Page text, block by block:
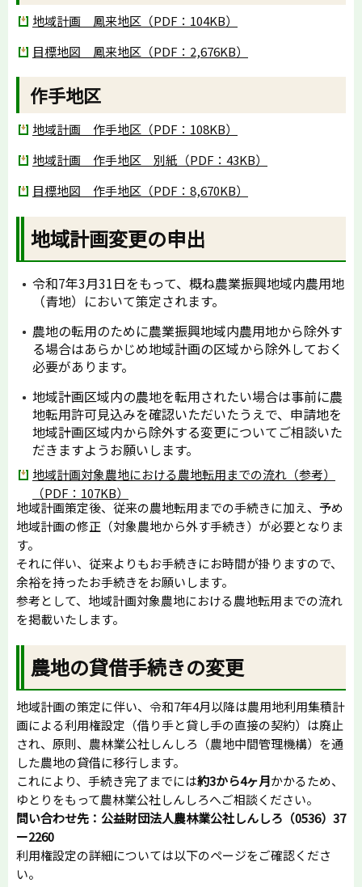
地域計画 鳳来地区（PDF：104KB）
目標地図 鳳来地区（PDF：2,676KB）
作手地区
地域計画 作手地区（PDF：108KB）
地域計画 作手地区 別紙（PDF：43KB）
目標地図 作手地区（PDF：8,670KB）
地域計画変更の申出
令和7年3月31日をもって、概ね農業振興地域内農用地
（青地）において策定されます。
農地の転用のために農業振興地域内農用地から除外す
る場合はあらかじめ地域計画の区域から除外しておく
必要があります。
地域計画区域内の農地を転用されたい場合は事前に農
地転用許可見込みを確認いただいたうえで、申請地を
地域計画区域内から除外する変更についてご相談いた
だきますようお願いします。
地域計画対象農地における農地転用までの流れ（参考）
（PDF：107KB）
地域計画策定後、従来の農地転用までの手続きに加え、予め
地域計画の修正（対象農地から外す手続き）が必要となりま
す。
それに伴い、従来よりもお手続きにお時間が掛りますので、
余裕を持ったお手続きをお願いします。
参考として、地域計画対象農地における農地転用までの流れ
を掲載いたします。
農地の貸借手続きの変更
地域計画の策定に伴い、令和7年4月以降は農用地利用集積計
画による利用権設定（借り手と貸し手の直接の契約）は廃止
され、原則、農林業公社しんしろ（農地中間管理機構）を通
した農地の貸借に移行します。
これにより、手続き完了までには約3から4ヶ月かかるため、
ゆとりをもって農林業公社しんしろへご相談ください。
問い合わせ先：公益財団法人農林業公社しんしろ （0536）37
ー2260
利用権設定の詳細については以下のページをご確認くださ
い。